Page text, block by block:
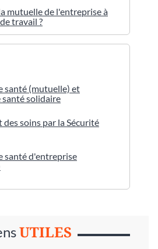
mutuelle de l'entreprise à
travail ?
santé (mutuelle) et
solidaire
soins par la Sécurité
santé d'entreprise
UTILES